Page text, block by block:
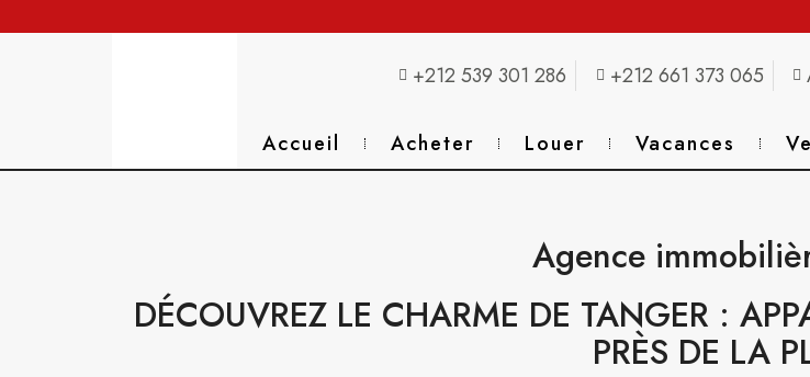
+212 539 301 286 +212 661 373 065
Accueil Acheter Louer Vacances
Agence
DÉCOUVREZ LE CHARME DE TANGER :
PRÈS DE LA